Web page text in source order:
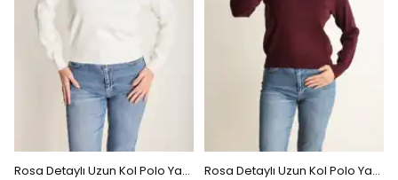
Rosa Detaylı Uzun Kol Polo Yaka Triko Beyaz Rosa Detaylı Uzun Kol Polo Yaka Triko Bordo